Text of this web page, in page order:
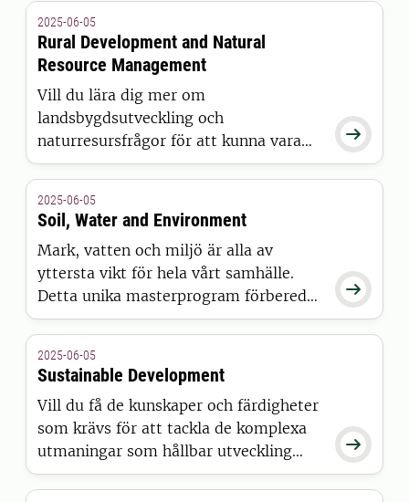

2025-06-05
Rural Development and Natural
Resource Management
Vill du lära dig mer om
landsbygdsutveckling och
naturresursfrågor för att kunna vara
med och påverka
rätt program för dig!

2025-06-05
Soil, Water and Environment
Mark, vatten och miljö är alla av
yttersta vikt för hela vårt samhälle.
Detta unika masterprogram förbereder
dig för en framtida karriär som mark-

2025-06-05
Sustainable Development
Vill du få de kunskaper och färdigheter
som krävs för att tackla de komplexa
utmaningar som hållbar utveckling
står inför? Då är det här programmet